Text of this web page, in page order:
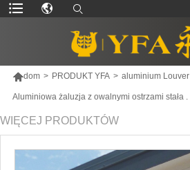
dom > PRODUKT YFA > aluminium Louver
Aluminiowa żaluzja z owalnymi ostrzami stała .
WIĘCEJ PRODUKTÓW